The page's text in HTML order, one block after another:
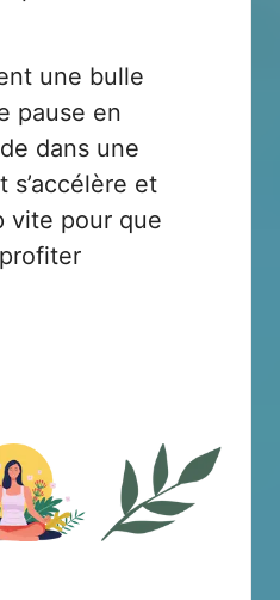
une bulle
pause en
dans une
s’accélère et
vite pour que